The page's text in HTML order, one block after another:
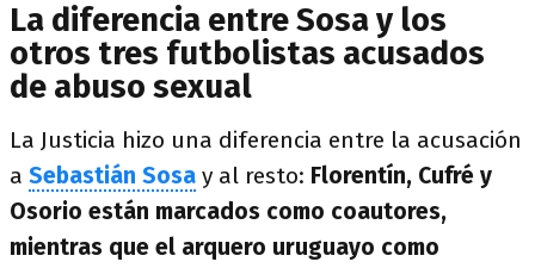
La diferencia entre Sosa y los
otros tres futbolistas acusados
de abuso sexual
La Justicia hizo una diferencia entre la acusación
a Sebastián Sosa y al resto: Florentín, Cufré y
Osorio están marcados como coautores,
mientras que el arquero uruguayo como